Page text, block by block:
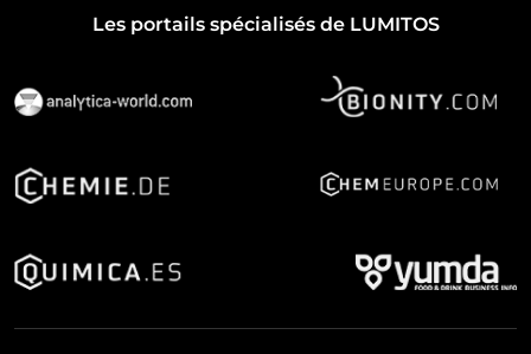
Les portails spécialisés de LUMITOS